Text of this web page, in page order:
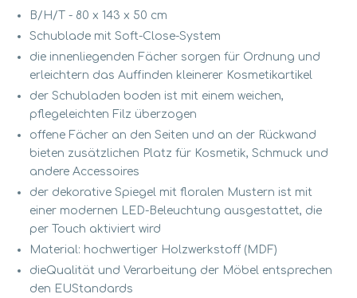
B/H/T - 80 x 143 x 50 cm
Schublade mit Soft-Close-System
die innenliegenden Fächer sorgen für Ordnung und
erleichtern das Auffinden kleinerer Kosmetikartikel
der Schubladen boden ist mit einem weichen,
pflegeleichten Filz überzogen
offene Fächer an den Seiten und an der Rückwand
bieten zusätzlichen Platz für Kosmetik, Schmuck und
andere Accessoires
der dekorative Spiegel mit floralen Mustern ist mit
einer modernen LED-Beleuchtung ausgestattet, die
per Touch aktiviert wird
Material: hochwertiger Holzwerkstoff (MDF)
dieQualität und Verarbeitung der Möbel entsprechen
den EUStandards